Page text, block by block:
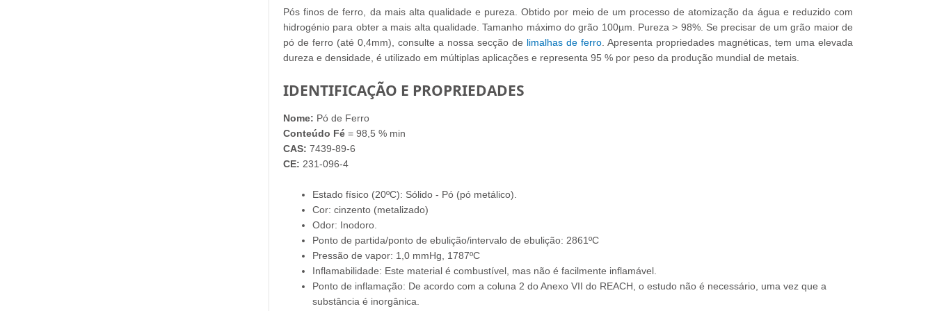
Pós finos de ferro, da mais alta qualidade e pureza. Obtido por meio de um processo de atomização da água e reduzido com
hidrogénio para obter a mais alta qualidade. Tamanho máximo do grão 100µm. Pureza > 98%. Se precisar de um grão maior de
pó de ferro (até 0,4mm), consulte a nossa secção de limalhas de ferro. Apresenta propriedades magnéticas, tem uma elevada
dureza e densidade, é utilizado em múltiplas aplicações e representa 95 % por peso da produção mundial de metais.
IDENTIFICAÇÃO E PROPRIEDADES
Nome: Pó de Ferro
Conteúdo Fé = 98,5 % min
CAS: 7439-89-6
CE: 231-096-4
Estado físico (20ºC): Sólido - Pó (pó metálico).
Cor: cinzento (metalizado)
Odor: Inodoro.
Ponto de partida/ponto de ebulição/intervalo de ebulição: 2861ºC
Pressão de vapor: 1,0 mmHg, 1787ºC
Inflamabilidade: Este material é combustível, mas não é facilmente inflamável.
Ponto de inflamação: De acordo com a coluna 2 do Anexo VII do REACH, o estudo não é necessário, uma vez que a
substância é inorgânica.